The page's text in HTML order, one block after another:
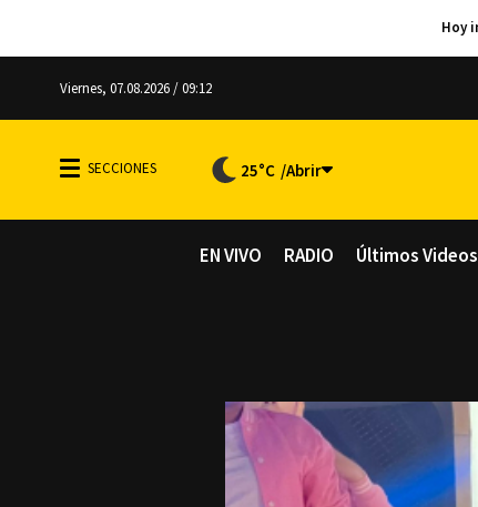
Viernes, 07.08.2026 / 09:12
25°C
EN VIVO RADIO Últimos Videos